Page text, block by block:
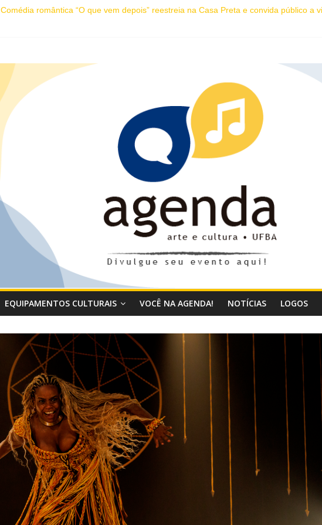
Comédia romântica “O que vem depois” reestreia na Casa Preta e convida público a
Mesa “Valoração de práticas culturais” abre o Enecult 2026
EQUIPAMENTOS CULTURAIS VOCÊ NA AGENDA! NOTÍCIAS LOGOS